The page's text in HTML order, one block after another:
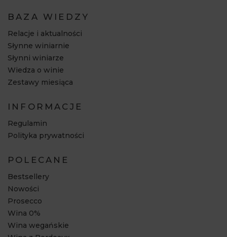
BAZA WIEDZY
Relacje i aktualności
Słynne winiarnie
Słynni winiarze
Wiedza o winie
Zestawy miesiąca
INFORMACJE
Regulamin
Polityka prywatności
POLECANE
Bestsellery
Nowości
Prosecco
Wina 0%
Wina wegańskie